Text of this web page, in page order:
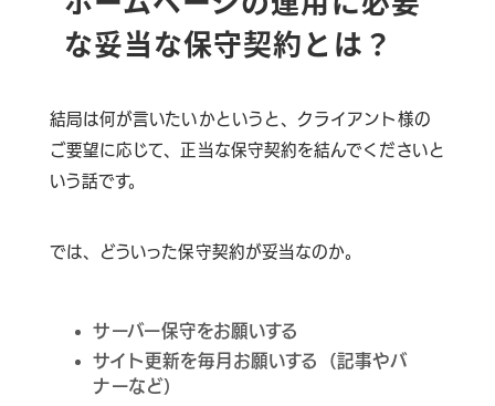
な妥当な保守契約とは？
結局は何が言いたいかというと、クライアント様の
ご要望に応じて、正当な保守契約を結んでくださいと
いう話です。
では、どういった保守契約が妥当なのか。
サーバー保守をお願いする
サイト更新を毎月お願いする（記事やバ
ナーなど）